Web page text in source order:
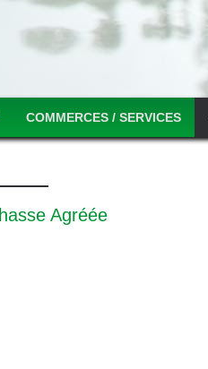
COMMERCES / SERVICES
Agréée